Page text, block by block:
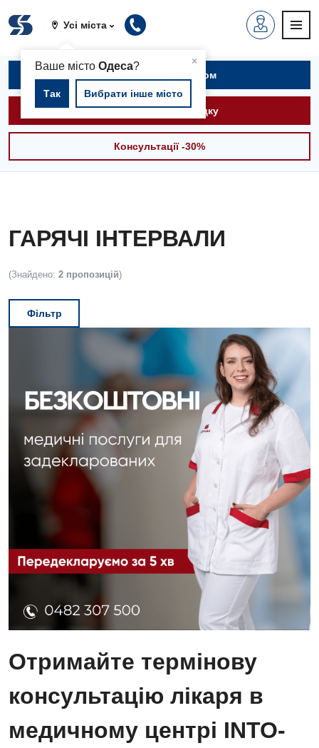
Усі міста
×
Ваше містоОдеса?
Так Вибрати інше місто
Заходи БПР
Інтернатура
Енциклопедія
Діагностика
Ангіографічні дослідження
Діагностичне відділення
Відділ госпіталізації
Відділення кардіосудинної патології та неврології
Записатися на прийом
Викликати швидку
Консультації -30%
ГАРЯЧІ ІНТЕРВАЛИ
(Знайдено: 2 пропозицій)
Фільтр
Отримайте термінову
консультацію лікаря в
медичному центрі INTO-